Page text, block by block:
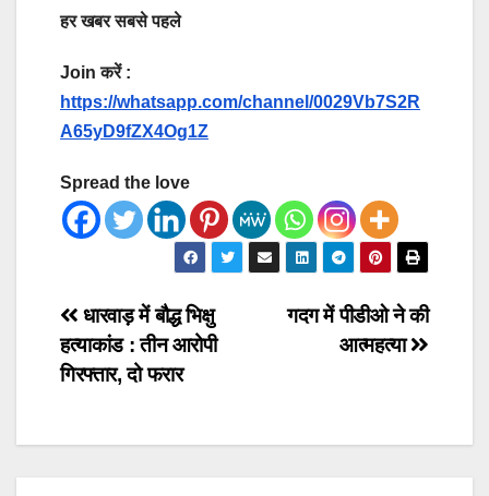
हर खबर सबसे पहले
Join करें :
https://whatsapp.com/channel/0029Vb7S2R
A65yD9fZX4Og1Z
Spread the love
Post
navigation
गदग में पीडीओ ने की
आत्महत्या
धारवाड़ में बौद्ध भिक्षु
हत्याकांड : तीन आरोपी
गिरफ्तार, दो फरार